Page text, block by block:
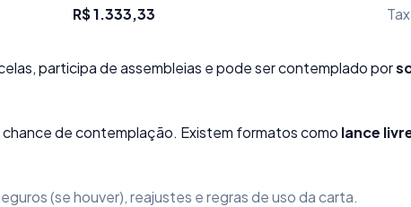
R$ 1.333,33
participa de assembleias e pode ser contemplado por
de contemplação. Existem formatos como lance
(se houver), reajustes e regras de uso da carta.